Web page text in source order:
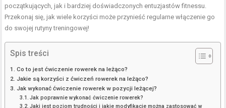
początkujących, jak i bardziej doświadczonych entuzjastów fitnessu.
Przekonaj się, jak wiele korzyści może przynieść regularne włączenie go
do swojej rutyny treningowej!
Spis treści
Co to jest ćwiczenie rowerek na leżąco?
Jakie są korzyści z ćwiczeń rowerek na leżąco?
Jak wykonać ćwiczenie rowerek w pozycji leżącej?
Jak poprawnie wykonać ćwiczenie rowerek?
Jaki jest poziom trudności i jakie modyfikacje można zastosować w